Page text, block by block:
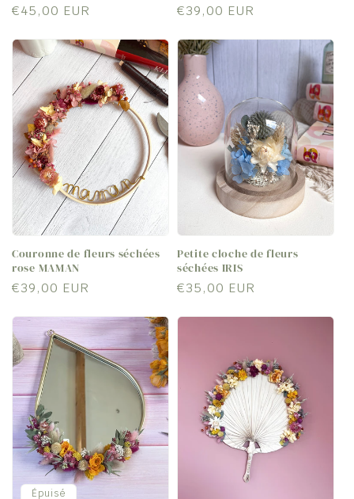
Prix
€45,00 EUR
Prix
€39,00 EUR
Couronne de fleurs séchées
rose MAMAN
Prix
€39,00 EUR
Petite cloche de fleurs
séchées IRIS
Prix
€35,00 EUR
Épuisé